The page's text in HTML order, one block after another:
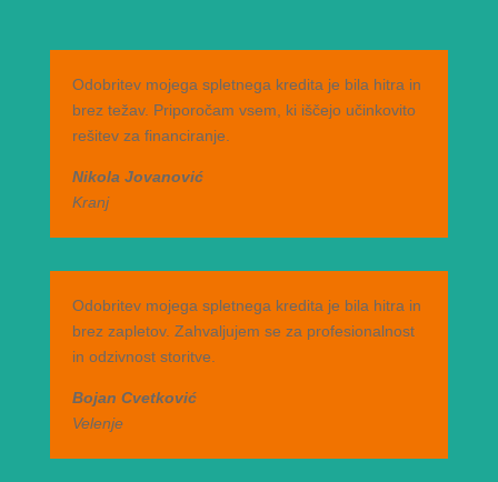
Odobritev mojega spletnega kredita je bila hitra in
brez težav. Priporočam vsem, ki iščejo učinkovito
rešitev za financiranje.
Nikola Jovanović
Kranj
Odobritev mojega spletnega kredita je bila hitra in
brez zapletov. Zahvaljujem se za profesionalnost
in odzivnost storitve.
Bojan Cvetković
Velenje